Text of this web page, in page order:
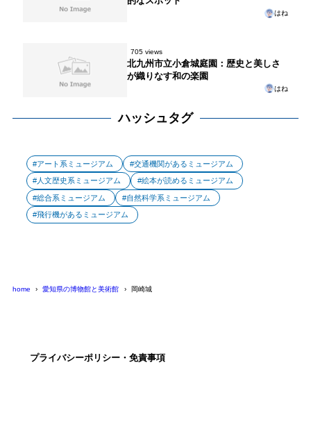
はね
705 views
北九州市立小倉城庭園：歴史と美しさ
が織りなす和の楽園
はね
ハッシュタグ
アート系ミュージアム 交通機関があるミュージアム
人文歴史系ミュージアム 絵本が読めるミュージアム
総合系ミュージアム 自然科学系ミュージアム
飛行機があるミュージアム
home 愛知県の博物館と美術館 岡崎城
プライバシーポリシー・免責事項